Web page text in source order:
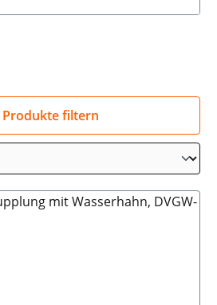
Produkte filtern